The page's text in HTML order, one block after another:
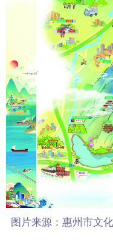
图片来源：惠州市文